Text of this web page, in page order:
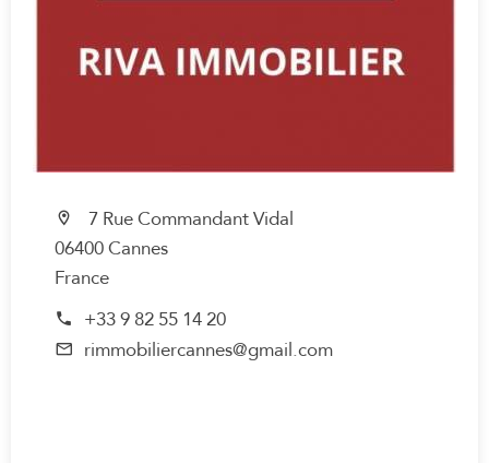
7 Rue Commandant Vidal
06400 Cannes
France
+33 9 82 55 14 20
rimmobiliercannes@gmail.com